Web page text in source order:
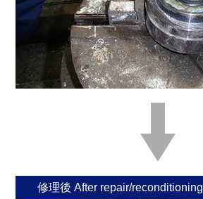
修理後 After repair/reconditioning